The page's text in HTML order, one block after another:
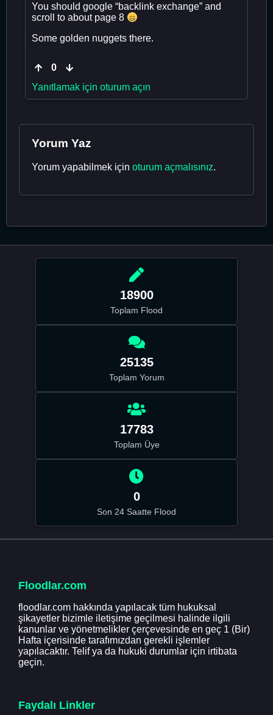
You should google “backlink exchange” and
scroll to about page 8
Some golden nuggets there.
0
Yanıtlamak için oturum açın
Yorum Yaz
Yorum yapabilmek için oturum açmalısınız.
18900
Toplam Flood
25135
Toplam Yorum
17783
Toplam Üye
0
Son 24 Saatte Flood
Floodlar.com
floodlar.com hakkında yapılacak tüm hukuksal
şikayetler bizimle iletişime geçilmesi halinde ilgili
kanunlar ve yönetmelikler çerçevesinde en geç 1 (Bir)
Hafta içerisinde tarafımızdan gerekli işlemler
yapılacaktır. Telif ya da hukuki durumlar için irtibata
geçin.
Faydalı Linkler